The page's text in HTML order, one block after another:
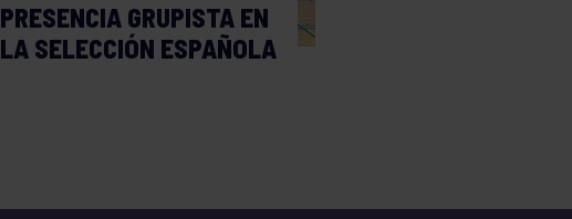
PRESENCIA GRUPISTA EN
LA SELECCIÓN ESPAÑOLA